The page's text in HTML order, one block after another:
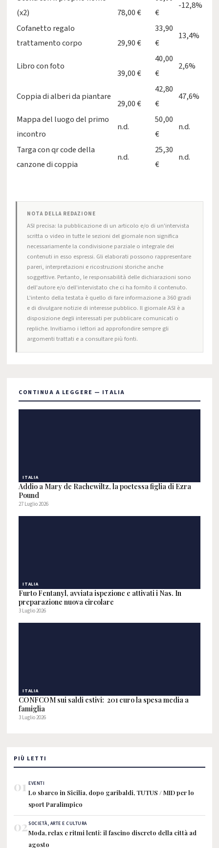
(x2)
78,00 €
€
-12,8%
Cofanetto regalo
trattamento corpo
29,90 €
33,90
€
13,4%
Libro con foto
39,00 €
40,00
€
2,6%
Coppia di alberi da piantare
29,00 €
42,80
€
47,6%
Mappa del luogo del primo
incontro
n.d.
50,00
€
n.d.
Targa con qr code della
canzone di coppia
n.d.
25,30
€
n.d.
NOTA DELLA REDAZIONE
ASI precisa: la pubblicazione di un articolo e/o di un'intervista
scritta o video in tutte le sezioni del giornale non significa
necessariamente la condivisione parziale o integrale dei
contenuti in esso espressi. Gli elaborati possono rappresentare
pareri, interpretazioni e ricostruzioni storiche anche
soggettive. Pertanto, le responsabilità delle dichiarazioni sono
dell'autore e/o dell'intervistato che ci ha fornito il contenuto.
L'intento della testata è quello di fare informazione a 360 gradi
e di divulgare notizie di interesse pubblico. Il giornale ASI è a
disposizione degli interessati per pubblicare comunicati o
repliche. Invitiamo i lettori ad approfondire sempre gli
argomenti trattati e a consultare più fonti.
CONTINUA A LEGGERE — ITALIA
ITALIA
Addio a Mary de Rachewiltz, la poetessa figlia di Ezra
Pound
27 Luglio 2026
ITALIA
Furto Fentanyl, avviata ispezione e attivati i Nas. In
preparazione nuova circolare
3 Luglio 2026
ITALIA
CONFCOM sui saldi estivi: 201 euro la spesa media a
famiglia
3 Luglio 2026
PIÙ LETTI
01 EVENTI
Lo sbarco in Sicilia, dopo garibaldi, TUTUS / MID per lo
sport Paralimpico
02SOCIETÀ, ARTE E CULTURA
Moda, relax e ritmi lenti: il fascino discreto della città ad
agosto